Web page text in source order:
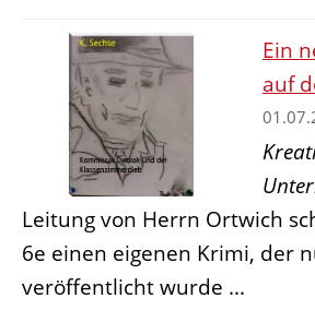
Ein
auf
Leitung von Herrn Ortwich
6e einen eigenen Krimi, der
veröffentlicht wurde ...